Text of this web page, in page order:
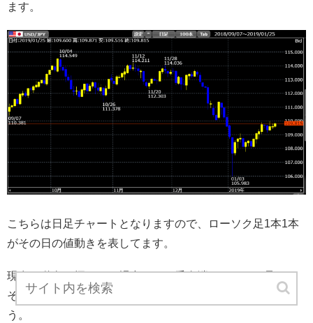
ます。
こちらは日足チャートとなりますので、ローソク足1本1本
がその日の値動きを表してます。
現在の動向を探りたい場合は、一番右端のローソク足と、
その付近にあるローソク足の動きに注目すると良いでしょ
う。